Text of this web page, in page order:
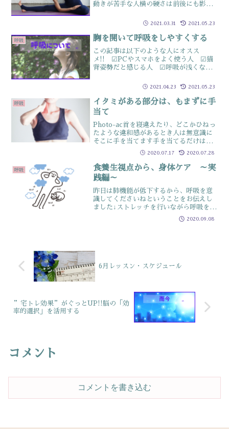
動きが苦手な人横の硬さは前後にも影響
ンで行うと、動かしにくそうにしている
が苦手だと、老化が進ん...
2021.03.31 2021.05.23
呼吸 胸を開いて呼吸をしやすくする
この記事は以下のような人にオスス
メ!! ☑PCやスマホをよく使う人 ☑猫
背姿勢だと感じる人 ☑呼吸が浅くなっ
ている人マスク付けっぱなししていませ
外したりが面倒だからと周...
2021.04.23 2021.05.23
呼吸
イタミがある部分は、もまずに手
当て
Photo-ac首を寝違えたり、どこかひねっ
たような違和感があるとき人は無意識に
そこに手を当てます手を当てるだけは
「手当て」と言って、自分の治癒力を集
中していますところが、手を当ててさら
に「もむ」人がいますそのもむ行為をや
めてみましょうとい...
2020.07.17 2020.07.28
呼吸
食養生視点から、身体ケア ～実
践編～
昨日は肺機能が低下するから、呼吸を意
識してくださいねということをお伝えし
ました↓ストレッチを行いながら呼吸をす
ることで効果がUPしますそれが先日お伝
えした「捻じる」こと実は捻じって呼吸
2020.09.08
6月レッスン・スケジュール
”宅トレ効果”がぐっとUP!!脳の「効
率的選択」を活用する
コメント
コメントを書き込む